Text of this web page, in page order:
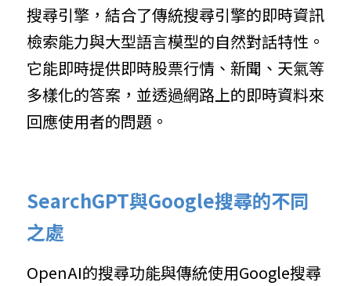
搜尋引擎，結合了傳統搜尋引擎的即時資訊
檢索能力與大型語言模型的自然對話特性。
它能即時提供即時股票行情、新聞、天氣等
多樣化的答案，並透過網路上的即時資料來
回應使用者的問題。
SearchGPT與Google搜尋的不同
之處
OpenAI的搜尋功能與傳統使用Google搜尋